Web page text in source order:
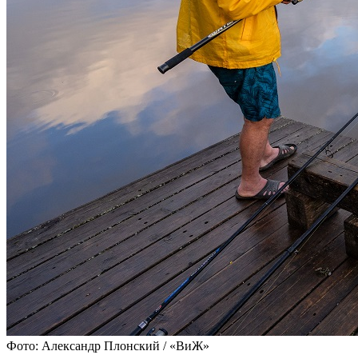
Фото: Александр Плонский / «ВиЖ»